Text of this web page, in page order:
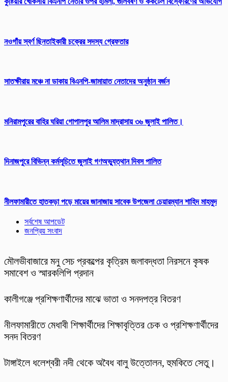
নওগাঁয় স্বর্ণ ছিনতাইকারী চক্রের সদস্য গ্রেফতার
সাতক্ষীরায় মঞ্চে না ডাকায় বিএনপি-জামায়াত নেতাদের অনুষ্ঠান বর্জন
মনিরামপুরের বাহির ঘরিয়া গোপালপুর আলিম মাদ্রাসায় ৩৬ জুলাই পালিত।
দিনাজপুরে বিভিন্ন কর্মসূচিতে জুলাই গণঅভ্যুত্থান দিবস পালিত
নীলফামারীতে হাতকড়া পড়ে মায়ের জানাজায় সাবেক উপজেলা চেয়ারম্যান শাহিদ মাহমুদ
সর্বশেষ আপডেট
জনপ্রিয় সংবাদ
মৌলভীবাজারে মনু সেচ প্রকল্পের কৃত্রিম জলাবদ্ধতা নিরসনে কৃষক
সমাবেশ ও স্মারকলিপি প্রদান
কালীগঞ্জে প্রশিক্ষণার্থীদের মাঝে ভাতা ও সনদপত্র বিতরণ
নীলফামারীতে মেধাবী শিক্ষার্থীদের শিক্ষাবৃত্তির চেক ও প্রশিক্ষণার্থীদের
সনদ বিতরণ
টাঙ্গাইলে ধলেশ্বরী নদী থেকে অবৈধ বালু উত্তোলন, হুমকিতে সেতু।